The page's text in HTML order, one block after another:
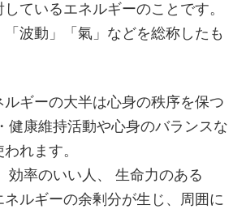
ているエネルギーのことです。
「波動」「氣」などを総称したも
ギーの大半は心身の秩序を保つ
健康維持活動や心身のバランスな
れます。
効率のいい人、 生命力のある
ネルギーの余剰分が生じ、周囲に